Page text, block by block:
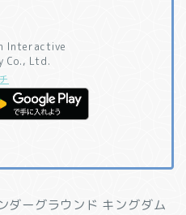
Interactive
Co., Ltd.
ダーグラウンド キングダム